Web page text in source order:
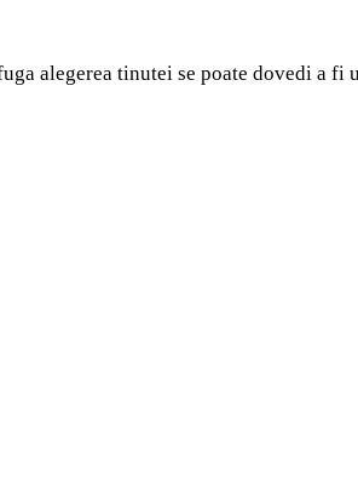
alegerea tinutei se poate dovedi a fi